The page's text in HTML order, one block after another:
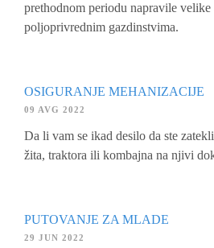
prethodnom periodu napravile velike
poljoprivrednim gazdinstvima.
OSIGURANJE MEHANIZACIJE
09 AVG 2022
Da li vam se ikad desilo da ste
žita, traktora ili kombajna na njivi
PUTOVANJE ZA MLADE
29 JUN 2022